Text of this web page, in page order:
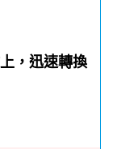
，迅速轉換